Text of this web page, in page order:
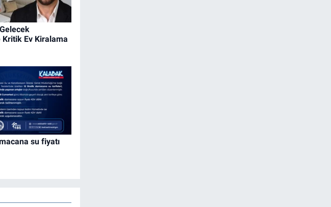
Ev Kiralama
su fiyatı